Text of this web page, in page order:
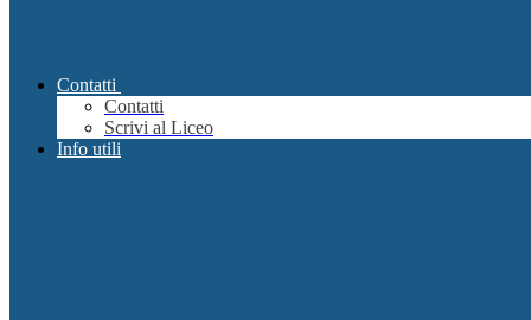
Contatti
Contatti
Scrivi al Liceo
Info utili